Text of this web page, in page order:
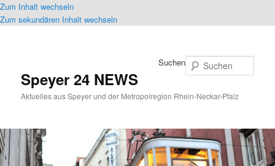
Zum Inhalt wechseln
Zum sekundären Inhalt wechseln
Speyer 24 NEWS
Aktuelles aus Speyer und der Metropolregion Rhein-Neckar-Pfalz
Suchen